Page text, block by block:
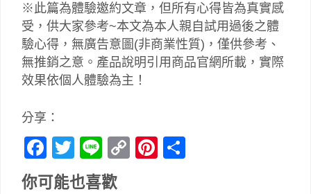
※此篇為體驗邀約文章，但所有心得皆為真實感
受，供大家參考~本文為本人親自試用過後之體
驗心得，無廣告意圖(非商業性質)，僅供參考、
無推銷之意。產品說明引用商品官網所載，實際
效果依個人體驗為主！
分享：
Facebook
Twitter
LineCopyPinterest
你可能也喜歡